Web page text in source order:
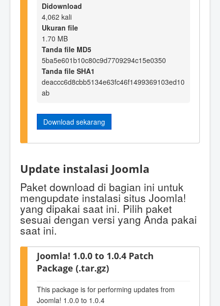
Didownload
4,062 kali
Ukuran file
1.70 MB
Tanda file MD5
5ba5e601b10c80c9d7709294c15e0350
Tanda file SHA1
deaccc6d8cbb5134e63fc46f1499369103ed10
ab
Download sekarang
Update instalasi Joomla
Paket download di bagian ini untuk
mengupdate instalasi situs Joomla!
yang dipakai saat ini. Pilih paket
sesuai dengan versi yang Anda pakai
saat ini.
Joomla! 1.0.0 to 1.0.4 Patch
Package (.tar.gz)
This package is for performing updates from
Joomla! 1.0.0 to 1.0.4